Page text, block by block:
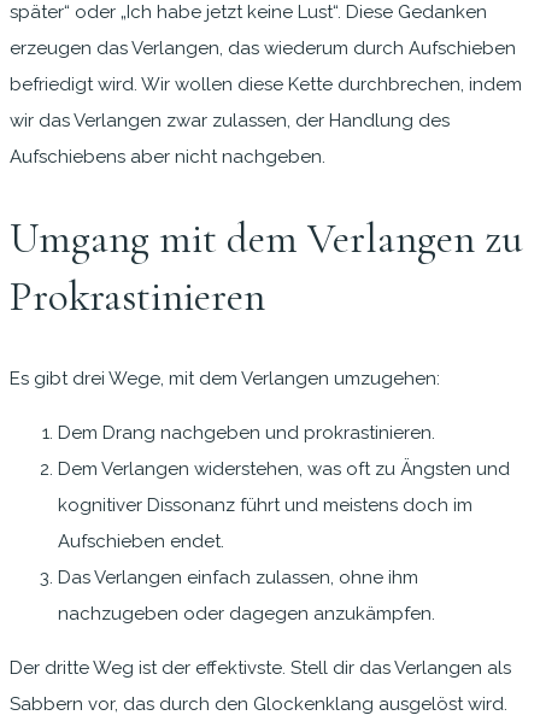
später“ oder „Ich habe jetzt keine Lust“. Diese Gedanken
erzeugen das Verlangen, das wiederum durch Aufschieben
befriedigt wird. Wir wollen diese Kette durchbrechen, indem
wir das Verlangen zwar zulassen, der Handlung des
Aufschiebens aber nicht nachgeben.
Umgang mit dem Verlangen zu
Prokrastinieren
Es gibt drei Wege, mit dem Verlangen umzugehen:
Dem Drang nachgeben und prokrastinieren.
Dem Verlangen widerstehen, was oft zu Ängsten und
kognitiver Dissonanz führt und meistens doch im
Aufschieben endet.
Das Verlangen einfach zulassen, ohne ihm
nachzugeben oder dagegen anzukämpfen.
Der dritte Weg ist der effektivste. Stell dir das Verlangen als
Sabbern vor, das durch den Glockenklang ausgelöst wird.